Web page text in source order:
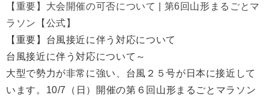
【重要】大会開催の可否について | 第6回山形まるごとマ
ラソン【公式】
【重要】台風接近に伴う対応について
台風接近に伴う対応について～
大型で勢力が非常に強い、台風２５号が日本に接近して
います。10/7（日）開催の第６回山形まるごとマラソン